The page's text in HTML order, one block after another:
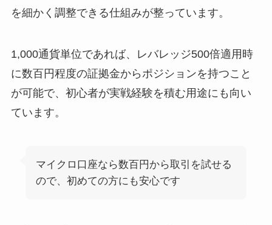
を細かく調整できる仕組みが整っています。
1,000通貨単位であれば、レバレッジ500倍適用時
に数百円程度の証拠金からポジションを持つこと
が可能で、初心者が実戦経験を積む用途にも向い
ています。
マイクロ口座なら数百円から取引を試せる
ので、初めての方にも安心です